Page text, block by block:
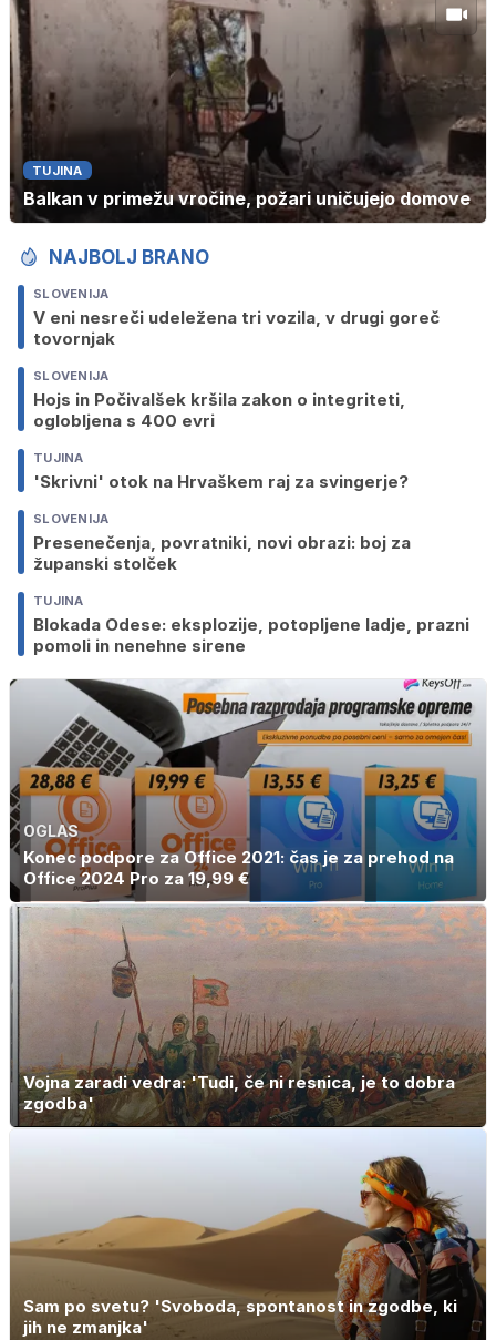
TUJINA
Balkan v primežu vročine, požari uničujejo domove
NAJBOLJ BRANO
SLOVENIJA
V eni nesreči udeležena tri vozila, v drugi goreč
tovornjak
SLOVENIJA
Hojs in Počivalšek kršila zakon o integriteti,
oglobljena s 400 evri
TUJINA
'Skrivni' otok na Hrvaškem raj za svingerje?
SLOVENIJA
Presenečenja, povratniki, novi obrazi: boj za
županski stolček
TUJINA
Blokada Odese: eksplozije, potopljene ladje, prazni
pomoli in nenehne sirene
OGLAS
Konec podpore za Office 2021: čas je za prehod na
Office 2024 Pro za 19,99 €
Vojna zaradi vedra: 'Tudi, če ni resnica, je to dobra
zgodba'
Sam po svetu? 'Svoboda, spontanost in zgodbe, ki
jih ne zmanjka'